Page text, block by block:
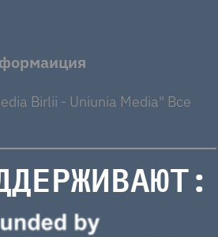
Birlii - Uniunia Media" Все